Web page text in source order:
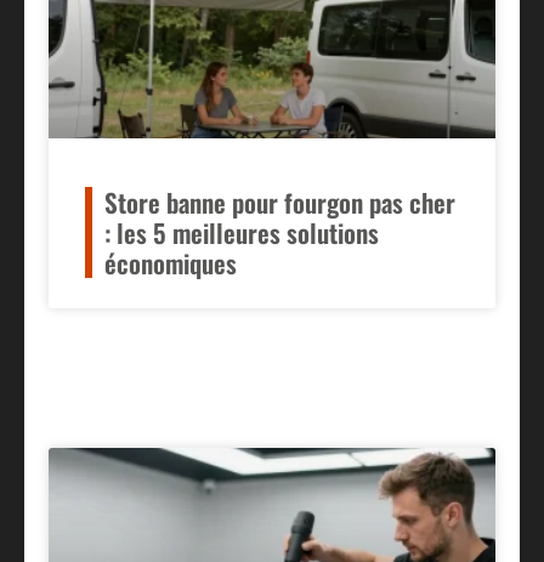
Store banne pour fourgon pas cher
: les 5 meilleures solutions
économiques